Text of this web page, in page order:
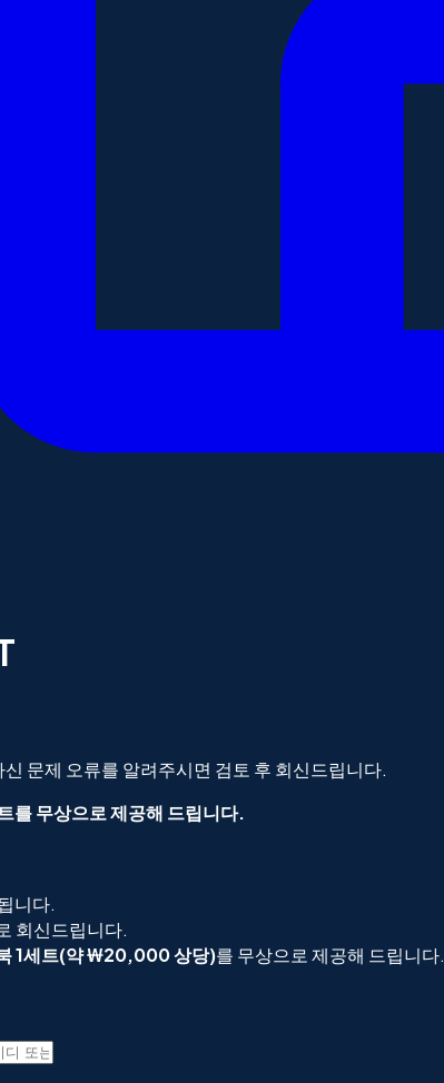
문제 오류를 알려주시면 검토 후 회신드립니다.
를 무상으로 제공해 드립니다.
니다.
회신드립니다.
1세트(약 ₩20,000 상당)를 무상으로 제공해 드립니다.